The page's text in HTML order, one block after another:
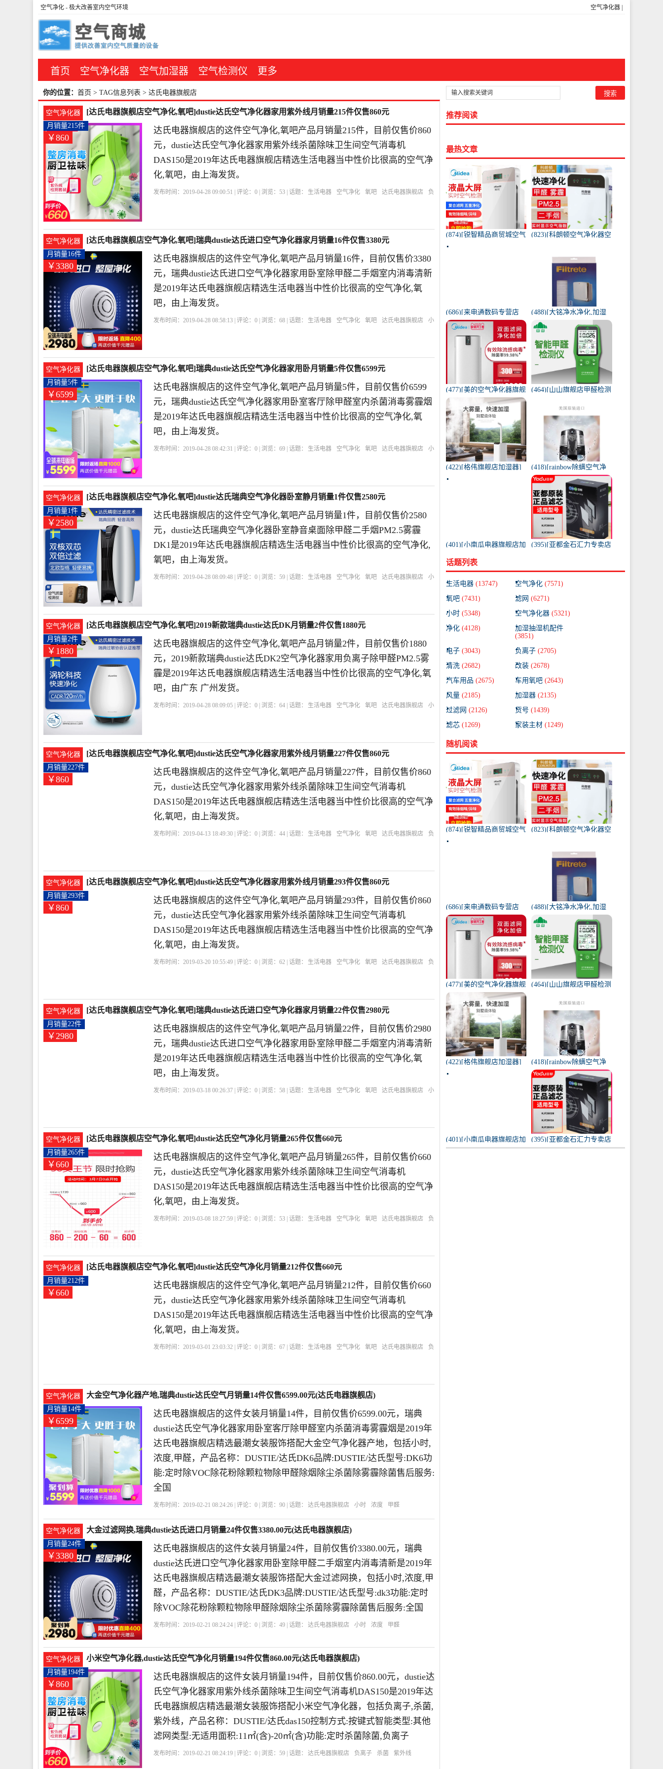
空气净化器
空气净化 - 极大改善室内空气环境
首页 空气净化器 空气加湿器 空气检测仪 更多
你的位置： 首页 > TAG信息列表 > 达氏电器旗舰店
空气净化器 [达氏电器旗舰店空气净化,氧吧]dustie达氏空气净化器家用紫外线月销量215件仅售860元
￥860
月销量215件
达氏电器旗舰店的这件空气净化,氧吧产品月销量215件，目前仅售价860
元，dustie达氏空气净化器家用紫外线杀菌除味卫生间空气消毒机
DAS150是2019年达氏电器旗舰店精选生活电器当中性价比很高的空气净
化,氧吧，由上海发货。
发布时间：2019-04-28 09:00:51 | 评论：0 | 浏览：53 | 话题： 生活电器 空气净化 氧吧 达氏电器旗舰店
负
空气净化器 [达氏电器旗舰店空气净化,氧吧]瑞典dustie达氏进口空气净化器家月销量16件仅售3380元
￥3380
月销量16件
达氏电器旗舰店的这件空气净化,氧吧产品月销量16件，目前仅售价3380
元，瑞典dustie达氏进口空气净化器家用卧室除甲醛二手烟室内消毒清新
是2019年达氏电器旗舰店精选生活电器当中性价比很高的空气净化,氧
吧，由上海发货。
发布时间：2019-04-28 08:58:13 | 评论：0 | 浏览：68 | 话题： 生活电器 空气净化 氧吧 达氏电器旗舰店
小
空气净化器 [达氏电器旗舰店空气净化,氧吧]瑞典dustie达氏空气净化器家用卧月销量5件仅售6599元
￥6599
月销量5件
达氏电器旗舰店的这件空气净化,氧吧产品月销量5件，目前仅售价6599
元，瑞典dustie达氏空气净化器家用卧室客厅除甲醛室内杀菌消毒雾霾烟
是2019年达氏电器旗舰店精选生活电器当中性价比很高的空气净化,氧
吧，由上海发货。
发布时间：2019-04-28 08:42:31 | 评论：0 | 浏览：69 | 话题： 生活电器 空气净化 氧吧 达氏电器旗舰店
小
空气净化器 [达氏电器旗舰店空气净化,氧吧]dustie达氏瑞典空气净化器卧室静月销量1件仅售2580元
￥2580
月销量1件
达氏电器旗舰店的这件空气净化,氧吧产品月销量1件，目前仅售价2580
元，dustie达氏瑞典空气净化器卧室静音桌面除甲醛二手烟PM2.5雾霾
DK1是2019年达氏电器旗舰店精选生活电器当中性价比很高的空气净化,
氧吧，由上海发货。
发布时间：2019-04-28 08:09:48 | 评论：0 | 浏览：59 | 话题： 生活电器 空气净化 氧吧 达氏电器旗舰店
小
空气净化器 [达氏电器旗舰店空气净化,氧吧]2019新款瑞典dustie达氏DK月销量2件仅售1880元
￥1880
月销量2件
达氏电器旗舰店的这件空气净化,氧吧产品月销量2件，目前仅售价1880
元，2019新款瑞典dustie达氏DK2空气净化器家用负离子除甲醛PM2.5雾
霾是2019年达氏电器旗舰店精选生活电器当中性价比很高的空气净化,氧
吧，由广东 广州发货。
发布时间：2019-04-28 08:09:05 | 评论：0 | 浏览：64 | 话题： 生活电器 空气净化 氧吧 达氏电器旗舰店
小
空气净化器 [达氏电器旗舰店空气净化,氧吧]dustie达氏空气净化器家用紫外线月销量227件仅售860元
￥860
月销量227件
达氏电器旗舰店的这件空气净化,氧吧产品月销量227件，目前仅售价860
元，dustie达氏空气净化器家用紫外线杀菌除味卫生间空气消毒机
DAS150是2019年达氏电器旗舰店精选生活电器当中性价比很高的空气净
化,氧吧，由上海发货。
发布时间：2019-04-13 18:49:30 | 评论：0 | 浏览：44 | 话题： 生活电器 空气净化 氧吧 达氏电器旗舰店
负
空气净化器 [达氏电器旗舰店空气净化,氧吧]dustie达氏空气净化器家用紫外线月销量293件仅售860元
￥860
月销量293件
达氏电器旗舰店的这件空气净化,氧吧产品月销量293件，目前仅售价860
元，dustie达氏空气净化器家用紫外线杀菌除味卫生间空气消毒机
DAS150是2019年达氏电器旗舰店精选生活电器当中性价比很高的空气净
化,氧吧，由上海发货。
发布时间：2019-03-20 10:55:49 | 评论：0 | 浏览：62 | 话题： 生活电器 空气净化 氧吧 达氏电器旗舰店
负
空气净化器 [达氏电器旗舰店空气净化,氧吧]瑞典dustie达氏进口空气净化器家月销量22件仅售2980元
￥2980
月销量22件
达氏电器旗舰店的这件空气净化,氧吧产品月销量22件，目前仅售价2980
元，瑞典dustie达氏进口空气净化器家用卧室除甲醛二手烟室内消毒清新
是2019年达氏电器旗舰店精选生活电器当中性价比很高的空气净化,氧
吧，由上海发货。
发布时间：2019-03-18 00:26:37 | 评论：0 | 浏览：58 | 话题： 生活电器 空气净化 氧吧 达氏电器旗舰店
小
空气净化器 [达氏电器旗舰店空气净化,氧吧]dustie达氏空气净化月销量265件仅售660元
￥660
月销量265件
达氏电器旗舰店的这件空气净化,氧吧产品月销量265件，目前仅售价660
元，dustie达氏空气净化器家用紫外线杀菌除味卫生间空气消毒机
DAS150是2019年达氏电器旗舰店精选生活电器当中性价比很高的空气净
化,氧吧，由上海发货。
发布时间：2019-03-08 18:27:59 | 评论：0 | 浏览：53 | 话题： 生活电器 空气净化 氧吧 达氏电器旗舰店
负
空气净化器 [达氏电器旗舰店空气净化,氧吧]dustie达氏空气净化月销量212件仅售660元
￥660
月销量212件
达氏电器旗舰店的这件空气净化,氧吧产品月销量212件，目前仅售价660
元，dustie达氏空气净化器家用紫外线杀菌除味卫生间空气消毒机
DAS150是2019年达氏电器旗舰店精选生活电器当中性价比很高的空气净
化,氧吧，由上海发货。
发布时间：2019-03-01 23:03:32 | 评论：0 | 浏览：67 | 话题： 生活电器 空气净化 氧吧 达氏电器旗舰店
负
空气净化器 大金空气净化器产地,瑞典dustie达氏空气月销量14件仅售6599.00元(达氏电器旗舰店)
￥6599
月销量14件
达氏电器旗舰店的这件女装月销量14件，目前仅售价6599.00元，瑞典
dustie达氏空气净化器家用卧室客厅除甲醛室内杀菌消毒雾霾烟是2019年
达氏电器旗舰店精选最潮女装服饰搭配大金空气净化器产地，包括小时,
浓度,甲醛，产品名称：DUSTIE/达氏DK6品牌:DUSTIE/达氏型号:DK6功
能:定时除VOC除花粉除颗粒物除甲醛除烟除尘杀菌除雾霾除菌售后服务:
全国
发布时间：2019-02-21 08:24:26 | 评论：0 | 浏览：90 | 话题： 达氏电器旗舰店 小时 浓度 甲醛
空气净化器 大金过滤网换,瑞典dustie达氏进口月销量24件仅售3380.00元(达氏电器旗舰店)
￥3380
月销量24件
达氏电器旗舰店的这件女装月销量24件，目前仅售价3380.00元，瑞典
dustie达氏进口空气净化器家用卧室除甲醛二手烟室内消毒清新是2019年
达氏电器旗舰店精选最潮女装服饰搭配大金过滤网换，包括小时,浓度,甲
醛，产品名称：DUSTIE/达氏DK3品牌:DUSTIE/达氏型号:dk3功能:定时
除VOC除花粉除颗粒物除甲醛除烟除尘杀菌除雾霾除菌售后服务:全国
发布时间：2019-02-21 08:24:24 | 评论：0 | 浏览：49 | 话题： 达氏电器旗舰店 小时 浓度 甲醛
空气净化器 小米空气净化器,dustie达氏空气净化月销量194件仅售860.00元(达氏电器旗舰店)
￥860
月销量194件
达氏电器旗舰店的这件女装月销量194件，目前仅售价860.00元，dustie达
氏空气净化器家用紫外线杀菌除味卫生间空气消毒机DAS150是2019年达
氏电器旗舰店精选最潮女装服饰搭配小米空气净化器，包括负离子,杀菌,
紫外线，产品名称：DUSTIE/达氏das150控制方式:按键式智能类型:其他
滤网类型:无适用面积:11㎡(含)-20㎡(含)功能:定时杀菌除菌,负离子
发布时间：2019-02-21 08:24:19 | 评论：0 | 浏览：59 | 话题： 达氏电器旗舰店 负离子 杀菌 紫外线
推荐阅读
最热文章
(874)[锐智精品商贸城空气
净化器]小米品质车载空气
(823)[科朗顿空气净化器空
雾月销量9件仅售168元
(686)[来电通数码专营店
USB加湿器]加湿器家用静
音卧室小米小型空气无线
可月销量213件仅售29元
(488)[大铭净水净化,加湿
抽湿机配件]3M菲尔萃空
气净化器静电滤网FACF月
销量1件仅售199元
(477)[美的空气净化器旗舰
店空气净化,氧吧]美的空气
净化器家用除甲醛月销量
170件仅售3698元
(464)[山山旗舰店甲醛检测
苯空气质量专业家月销量
12件仅售298元
(422)[格伟旗舰店加湿器]
工业加湿器大容量空气家
(418)[rainbow除螨空气净
化,氧吧]美国原装进口水过
滤RAINBOW空气月销量0
件仅售31920元
(401)[小南瓜电器旗舰店加
音卧室月销量198件仅售
59.9元
(395)[亚都金石汇力专卖店
KJF28月销量0件仅售249元
话题列表
生活电器 (13747) 空气净化 (7571)
氧吧 (7431) 滤网 (6271)
小时 (5348) 空气净化器 (5321)
净化 (4128)
加湿抽湿机配件
(3851)
电子 (3043) 负离子 (2705)
清洗 (2682) 改装 (2678)
汽车用品 (2675) 车用氧吧 (2643)
风量 (2185) 加湿器 (2135)
过滤网 (2126) 货号 (1439)
滤芯 (1269) 家装主材 (1249)
随机阅读
(874)[锐智精品商贸城空气
净化器]小米品质车载空气
(823)[科朗顿空气净化器空
雾月销量9件仅售168元
(686)[来电通数码专营店
USB加湿器]加湿器家用静
音卧室小米小型空气无线
可月销量213件仅售29元
(488)[大铭净水净化,加湿
抽湿机配件]3M菲尔萃空
气净化器静电滤网FACF月
销量1件仅售199元
(477)[美的空气净化器旗舰
店空气净化,氧吧]美的空气
净化器家用除甲醛月销量
170件仅售3698元
(464)[山山旗舰店甲醛检测
苯空气质量专业家月销量
12件仅售298元
(422)[格伟旗舰店加湿器]
工业加湿器大容量空气家
(418)[rainbow除螨空气净
化,氧吧]美国原装进口水过
滤RAINBOW空气月销量0
件仅售31920元
(401)[小南瓜电器旗舰店加
湿器]小南瓜加湿器家用静
(395)[亚都金石汇力专卖店
净化,加湿抽湿机配件]亚都